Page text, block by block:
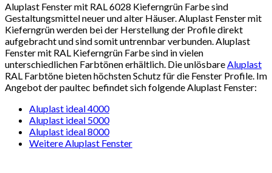
Aluplast Fenster mit RAL 6028 Kieferngrün Farbe sind
Gestaltungsmittel neuer und alter Häuser. Aluplast Fenster mit
Kieferngrün werden bei der Herstellung der Profile direkt
aufgebracht und sind somit untrennbar verbunden. Aluplast
Fenster mit RAL Kieferngrün Farbe sind in vielen
unterschiedlichen Farbtönen erhältlich. Die unlösbareAluplast
RAL Farbtöne bieten höchsten Schutz für die Fenster Profile. Im
Angebot der paultec befindet sich folgende Aluplast Fenster:
Aluplast ideal 4000
Aluplast ideal 5000
Aluplast ideal 8000
Weitere Aluplast Fenster